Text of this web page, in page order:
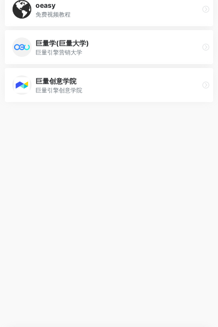
oeasy
免费视频教程
巨量学(巨量大学)
巨量引擎营销大学
巨量创意学院
巨量引擎创意学院